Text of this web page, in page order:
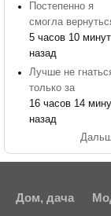
Постепенно я
смогла
5 часов 10 минут
назад
Лучше не
только за
16 часов 14
назад
Дом, дача